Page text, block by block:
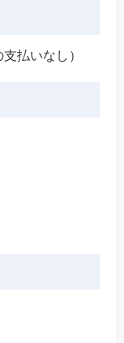
払いなし）